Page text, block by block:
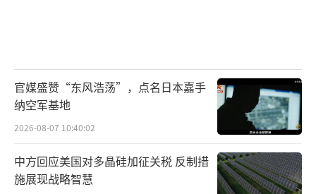
官媒盛赞“东风浩荡”，点名日本嘉手
纳空军基地
2026-08-07 10:40:02
中方回应美国对多晶硅加征关税 反制措
施展现战略智慧